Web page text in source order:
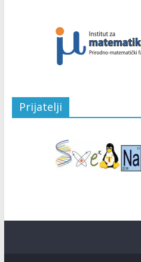
Prijatelji